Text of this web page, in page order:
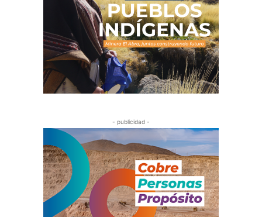
- publicidad -